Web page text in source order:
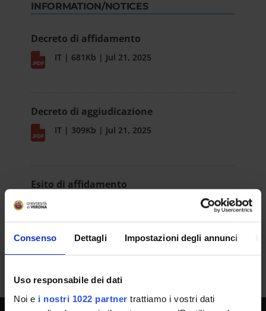
Consenso Dettagli Impostazioni degli annunci
Uso responsabile dei dati
Noi e i nostri 1022 partner trattiamo i vostri dati
INFORMATION/NOTICES
Decreto di affidamento
IT | 681Kb | Jul 21, 2025
Decreto di aggiudicazione
IT | 309Kb | Jul 21, 2025
Esito di affidamento